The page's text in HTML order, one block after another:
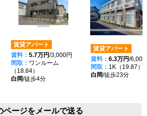
賃貸アパート
賃料： 5.7万円/3,000円
間取： ワンルーム
（18.84）
白岡/徒歩4分
賃貸アパート
賃料： 6.3万円/6,000
間取： 1K（19.87）
白岡/徒歩23分
ページをメールで送る